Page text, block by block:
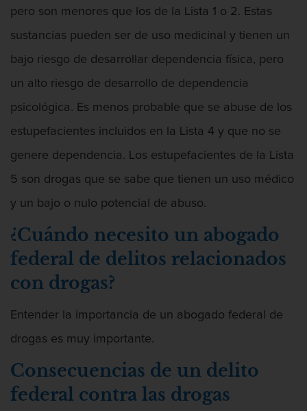
Actos lascivos con un menor
Conducta lasciva
Copulación Oral Forzada
Exposición indecente
Merodear Para Cometer Prostitución
Molestar a un niño menor de 18 años
Penetración Sexual Forzada
Prostitución y Solicitación
Violación estatutaria
Aumento de Sentencia Para Pandillas
pero son menores que los de la Lista 1 o 2. Estas
sustancias pueden ser de uso medicinal y tienen un
bajo riesgo de desarrollar dependencia física, pero
un alto riesgo de desarrollo de dependencia
psicológica. Es menos probable que se abuse de los
estupefacientes incluidos en la Lista 4 y que no se
genere dependencia. Los estupefacientes de la Lista
5 son drogas que se sabe que tienen un uso médico
y un bajo o nulo potencial de abuso.
¿Cuándo necesito un abogado
federal de delitos relacionados
con drogas?
Entender la importancia de un abogado federal de
drogas es muy importante.
Consecuencias de un delito
federal contra las drogas